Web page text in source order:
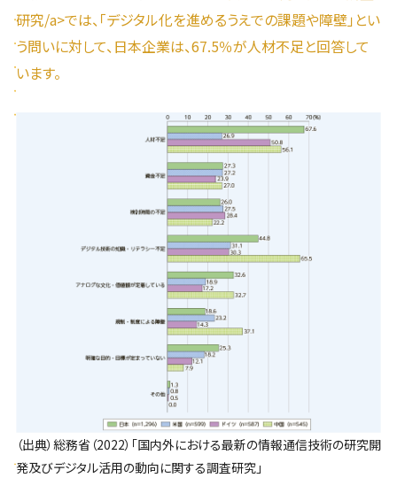
研究/a>では、「デジタル化を進めるうえでの課題や障壁」とい
う問いに対して、日本企業は、67.5％が人材不足と回答して
います。
（出典）総務省（2022）「国内外における最新の情報通信技術の研究開
発及びデジタル活用の動向に関する調査研究」